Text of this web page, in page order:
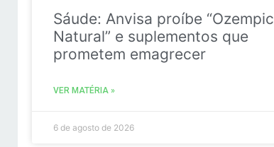
Sáude: Anvisa proíbe “Ozempic
Natural” e suplementos que
prometem emagrecer
VER MATÉRIA »
6 de agosto de 2026